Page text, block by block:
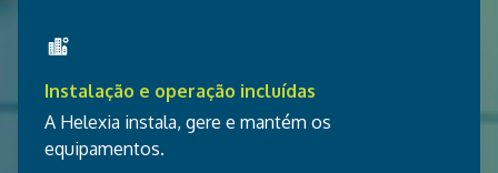
Instalação e operação incluídas
A Helexia instala, gere e mantém os
equipamentos.